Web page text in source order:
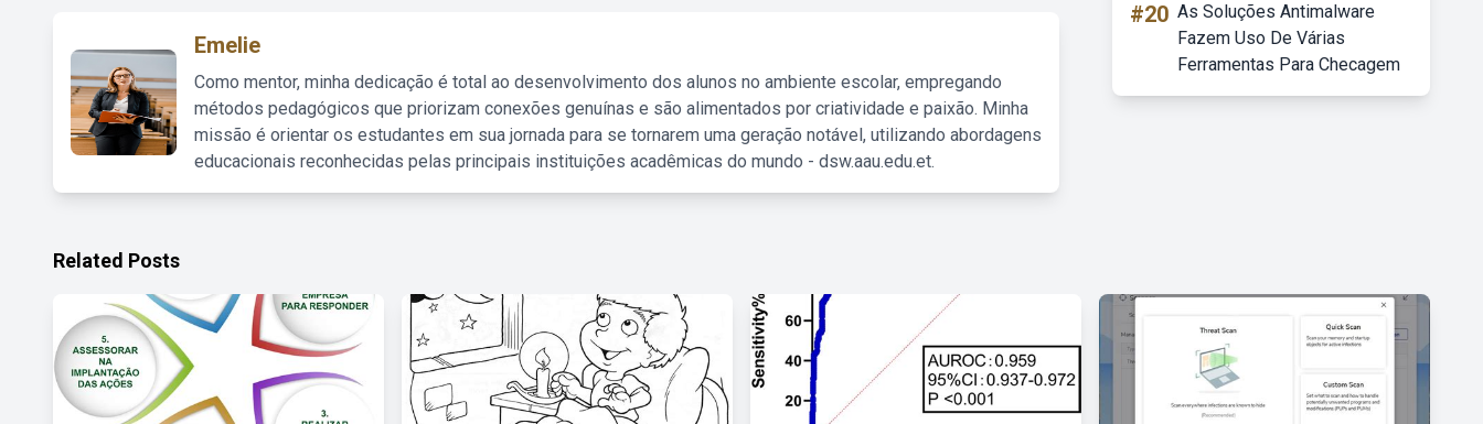
Emelie
Como mentor, minha dedicação é total ao desenvolvimento dos alunos no ambiente escolar, empregando
métodos pedagógicos que priorizam conexões genuínas e são alimentados por criatividade e paixão. Minha
missão é orientar os estudantes em sua jornada para se tornarem uma geração notável, utilizando abordagens
educacionais reconhecidas pelas principais instituições acadêmicas do mundo - dsw.aau.edu.et.
#20 As Soluções Antimalware
Fazem Uso De Várias
Ferramentas Para Checagem
Related Posts